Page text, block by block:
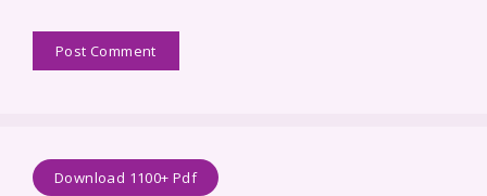
Download 1100+ Pdf